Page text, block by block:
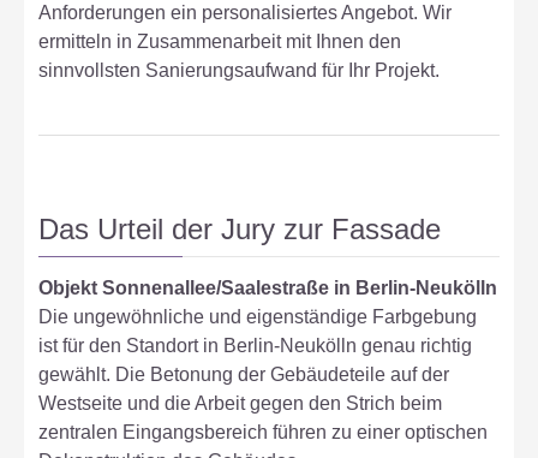
Anforderungen ein personalisiertes Angebot. Wir
ermitteln in Zusammenarbeit mit Ihnen den
sinnvollsten Sanierungsaufwand für Ihr Projekt.
Das Urteil der Jury zur Fassade
Objekt Sonnenallee/Saalestraße in Berlin-Neukölln
Die ungewöhnliche und eigenständige Farbgebung
ist für den Standort in Berlin-Neukölln genau richtig
gewählt. Die Betonung der Gebäudeteile auf der
Westseite und die Arbeit gegen den Strich beim
zentralen Eingangsbereich führen zu einer optischen